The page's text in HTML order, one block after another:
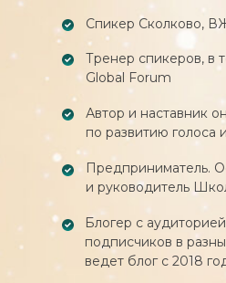
профессионализм»
Бонусный урок «Карта
гениальный способ
выступление»
Модуль 3.
аудиторию в
Урок «Что делает
интересным»
Урок «Как говорить,
Урок «Как говорить,
диалог»
Урок «Как говорить,
картина из слов»
Спикер Сколково,
Тренер спикеров, в
Global Forum
Автор и наставник
по развитию голоса
Предприниматель.
и руководитель
Блогер с
подписчиков в
ведет блог с 2018